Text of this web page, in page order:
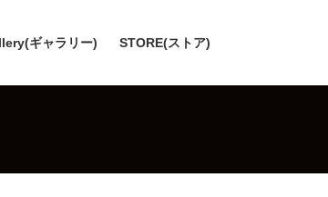
ギャラリー) STORE(ストア)